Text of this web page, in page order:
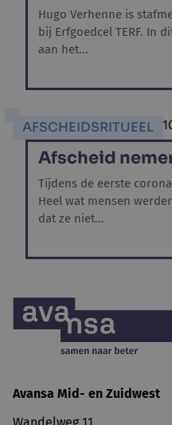
Hugo Verhenne is
bij Erfgoedcel TERF. In
aan het...
AFSCHEIDSRITUEEL
Afscheid
Tijdens de eerste
Heel wat mensen
dat ze niet...
Avansa Mid- en Zuidwest